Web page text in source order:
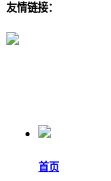
友情链接：
首页